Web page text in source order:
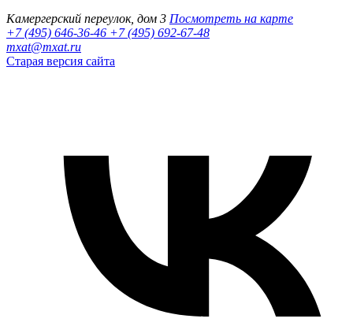
Камергерский переулок, дом 3 Посмотреть на карте
+7 (495) 646-36-46 +7 (495) 692-67-48‬
mxat@mxat.ru
Старая версия сайта